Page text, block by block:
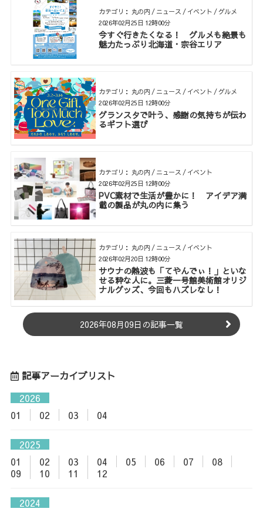
カテゴリ： 丸の内 / ニュース / イベント / グルメ
今すぐ行きたくなる！ グルメも絶景も
魅力たっぷり北海道・宗谷エリア
2026年02月25日 12時00分
カテゴリ： 丸の内 / ニュース / イベント / グルメ
グランスタで叶う、感謝の気持ちが伝わ
るギフト選び
2026年02月25日 12時00分
カテゴリ： 丸の内 / ニュース / イベント
PVC素材で生活が豊かに！ アイデア満
載の製品が丸の内に集う
2026年02月25日 12時00分
カテゴリ： 丸の内 / ニュース / イベント
サウナの熱波も「てやんでぃ！」といな
せる粋な人に。三菱一号館美術館オリジ
ナルグッズ、今回もハズレなし！
2026年02月20日 12時00分
2026年08月09日の記事一覧
記事アーカイブリスト
2026
01
02 03 04
2025
01
02 03 04 05 06 07
08
09
10 11 12
2024